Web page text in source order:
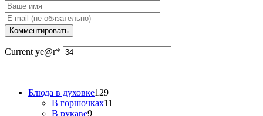
Current ye@r*
Блюда в духовке129
В горшочках11
В рукаве9